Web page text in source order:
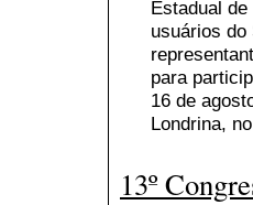
Estadual
usuários
para
16 de
Londrina,
13º